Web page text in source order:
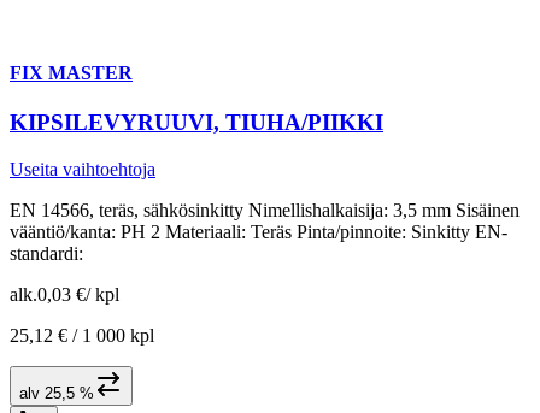
FIX MASTER
KIPSILEVYRUUVI, TIUHA/PIIKKI
Useita vaihtoehtoja
EN 14566, teräs, sähkösinkitty Nimellishalkaisija: 3,5 mm Sisäinen
vääntiö/kanta: PH 2 Materiaali: Teräs Pinta/pinnoite: Sinkitty EN-
standardi:
alk.0,03 €/ kpl
25,12 € / 1 000 kpl
alv 25,5 %